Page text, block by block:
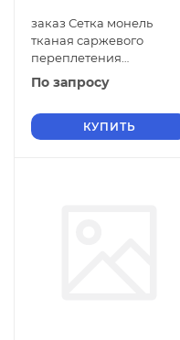
заказ Сетка монель
тканая саржевого
переплетения
двусторонняя
фильтровая 0,9х0,5 мм
ячейки
По запросу
КУПИТЬ